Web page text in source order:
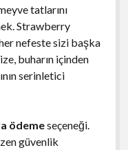
tatlarını
Strawberry
nefeste sizi başka
buharın içinden
serinletici
ödemeseçeneği.
güvenlik